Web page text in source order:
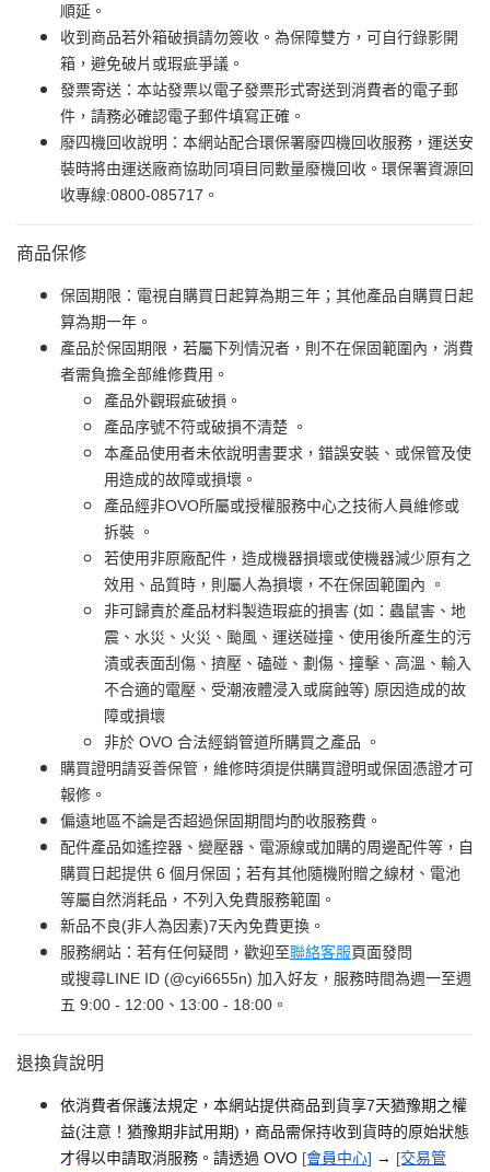
順延。
收到商品若外箱破損請勿簽收。為保障雙方，可自行錄影開
箱，避免破片或瑕疵爭議。
發票寄送：本站發票以電子發票形式寄送到消費者的電子郵
件，請務必確認電子郵件填寫正確。
廢四機回收說明：本網站配合環保署廢四機回收服務，運送安
裝時將由運送廠商協助同項目同數量廢機回收。環保署資源回
收專線:0800-085717。
商品保修
保固期限：電視自購買日起算為期三年；其他產品自購買日起
算為期一年。
產品於保固期限，若屬下列情況者，則不在保固範圍內，消費
者需負擔全部維修費用。
產品外觀瑕疵破損。
產品序號不符或破損不清楚 。
本產品使用者未依說明書要求，錯誤安裝、或保管及使
用造成的故障或損壞。
產品經非OVO所屬或授權服務中心之技術人員維修或
拆裝 。
若使用非原廠配件，造成機器損壞或使機器減少原有之
效用、品質時，則屬人為損壞，不在保固範圍內 。
非可歸責於產品材料製造瑕疵的損害 (如：蟲鼠害、地
震、水災、火災、颱風、運送碰撞、使用後所產生的污
漬或表面刮傷、擠壓、磕碰、劃傷、撞擊、高溫、輸入
不合適的電壓、受潮液體浸入或腐蝕等) 原因造成的故
障或損壞
非於 OVO 合法經銷管道所購買之產品 。
購買證明請妥善保管，維修時須提供購買證明或保固憑證才可
報修。
偏遠地區不論是否超過保固期間均酌收服務費。
配件產品如遙控器、變壓器、電源線或加購的周邊配件等，自
購買日起提供 6 個月保固；若有其他隨機附贈之線材、電池
等屬自然消耗品，不列入免費服務範圍。
新品不良(非人為因素)7天內免費更換。
服務網站：若有任何疑問，歡迎至聯絡客服頁面發問
或搜尋LINE ID (@cyi6655n) 加入好友，服務時間為週一至週
五 9:00 - 12:00、13:00 - 18:00。
退換貨說明
依消費者保護法規定，本網站提供商品到貨享7天猶豫期之權
益(注意！猶豫期非試用期)，商品需保持收到貨時的原始狀態
才得以申請取消服務。請透過 OVO [會員中心] → [交易管